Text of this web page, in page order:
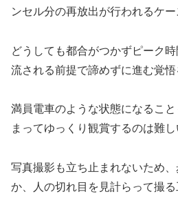
ンセル分の再放出が行われるケー
どうしても都合がつかずピーク
流される前提で諦めずに進む覚悟
満員電車のような状態になるこ
まってゆっくり観賞するのは難し
写真撮影も立ち止まれないため
か、人の切れ目を見計らって撮る